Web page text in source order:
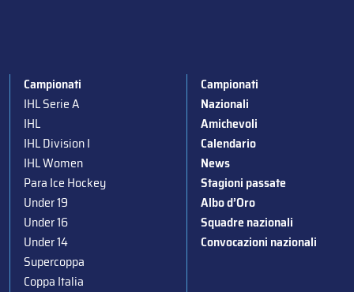
Campionati
IHL Serie A
IHL
IHL Division I
IHL Women
Para Ice Hockey
Under 19
Under 16
Under 14
Supercoppa
Coppa Italia
Campionati
Nazionali
Amichevoli
Calendario
News
Stagioni passate
Albo d’Oro
Squadre nazionali
Convocazioni nazionali